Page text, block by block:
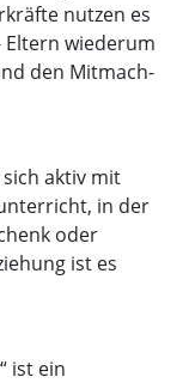
nutzen es
Eltern wiederum
den Mitmach-
aktiv mit
in der
oder
ist es
ist ein